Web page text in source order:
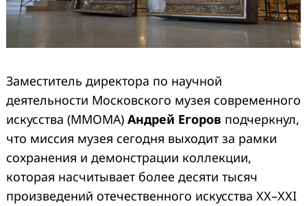
Заместитель директора по научной
деятельности Московского музея современного
искусства (ММОМА) Андрей Егоров подчеркнул,
что миссия музея сегодня выходит за рамки
сохранения и демонстрации коллекции,
которая насчитывает более десяти тысяч
произведений отечественного искусства XX–XXI